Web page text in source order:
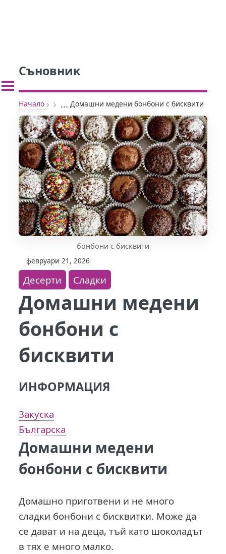
Съновник
Начало › › ... Домашни медени бонбони с бисквити
бонбони с бисквити
февруари 21, 2026
Десерти Сладки
Домашни медени
бонбони с
бисквити
ИНФОРМАЦИЯ
Закуска
Българска
Домашни медени
бонбони с бисквити
Домашно приготвени и не много
сладки бонбони с бисквитки. Може да
се дават и на деца, тъй като шоколадът
в тях е много малко.